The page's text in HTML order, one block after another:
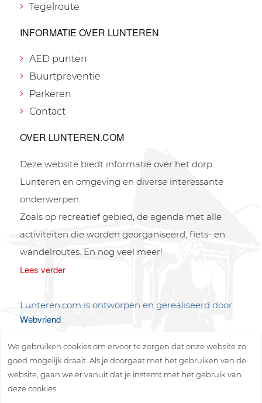
Tegelroute
INFORMATIE OVER LUNTEREN
AED punten
Buurtpreventie
Parkeren
Contact
OVER LUNTEREN.COM
Deze website biedt informatie over het dorp
Lunteren en omgeving en diverse interessante
onderwerpen.
Zoals op recreatief gebied, de agenda met alle
activiteiten die worden georganiseerd, fiets- en
wandelroutes. En nog veel meer!
Lees verder
Lunteren.com is ontworpen en gerealiseerd door
Webvriend
We gebruiken cookies om ervoor te zorgen dat onze website zo
goed mogelijk draait. Als je doorgaat met het gebruiken van de
website, gaan we er vanuit dat je instemt met het gebruik van
deze cookies.